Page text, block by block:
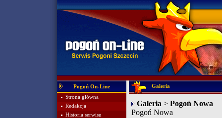
Pogoń On-Line
Strona główna
Redakcja
Historia serwisu
Galeria
Galeria > Pogoń Nowa
Pogoń Nowa